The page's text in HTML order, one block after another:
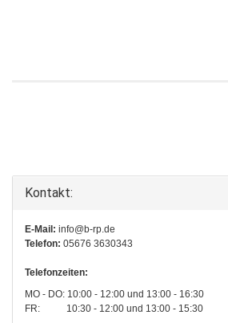
Kontakt:
E-Mail: info@b-rp.de
Telefon: 05676 3630343
Telefonzeiten:
MO - DO: 10:00 - 12:00 und 13:00 - 16:30
FR: 10:30 - 12:00 und 13:00 - 15:30